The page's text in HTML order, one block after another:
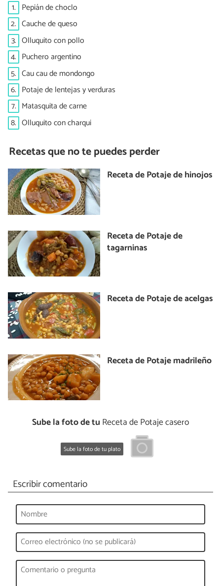
1. Pepián de choclo
2. Cauche de queso
3. Olluquito con pollo
4. Puchero argentino
5. Cau cau de mondongo
6. Potaje de lentejas y verduras
7. Matasquita de carne
8. Olluquito con charqui
Recetas que no te puedes perder
Receta de Potaje de hinojos
Receta de Potaje de
tagarninas
Receta de Potaje de acelgas
Receta de Potaje madrileño
Sube la foto de tu Receta de Potaje casero
Sube la foto de tu plato
Escribir comentario